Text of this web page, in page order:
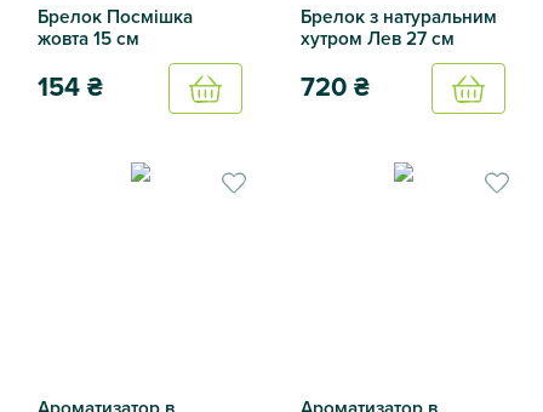
Брелок Посмішка
жовта 15 см
154₴
Купить
Брелок з натуральним
хутром Лев 27 см
720₴
Купить
Ароматизатор в Ароматизатор в